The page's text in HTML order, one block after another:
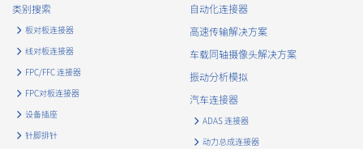
类别搜索
板对板连接器
线对板连接器
FPC/FFC 连接器
FPC对板连接器
设备插座
针脚排针
自动化连接器
高速传输解决方案
车载同轴摄像头解决方案
振动分析模拟
汽车连接器
ADAS 连接器
动力总成连接器